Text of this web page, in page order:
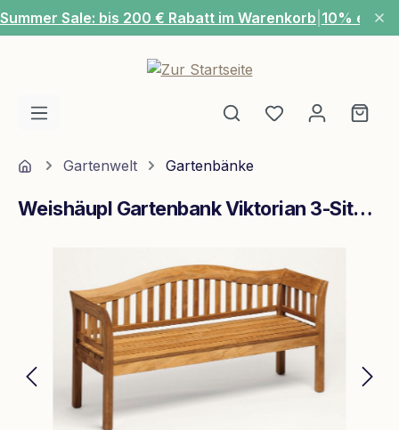
Zum Hauptinhalt springen
Summer Sale: bis 200 € Rabatt im Warenkorb 10% extra
Du hast 0
HomeGartenwelt Gartenbänke
Weishäupl Gartenbank Viktorian 3-Sitzer Teak